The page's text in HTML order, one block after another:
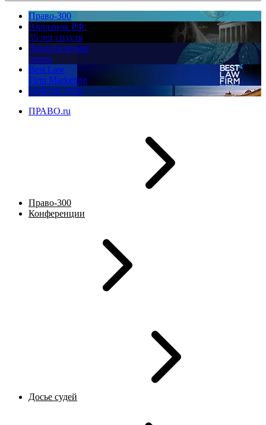
Право-300
Юррынок РФ:
35 лет спустя
Экологическое
право
Best Law
Firm Marketing
ПМЮФ 2026
ПРАВО.ru
Право-300
Конференции
Досье судей